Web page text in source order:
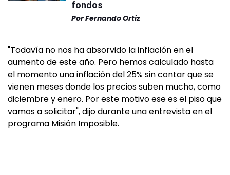
fondos
PorFernando Ortiz
"Todavía no nos ha absorvido la inflación en el
aumento de este año. Pero hemos calculado hasta
el momento una inflación del 25% sin contar que se
vienen meses donde los precios suben mucho, como
diciembre y enero. Por este motivo ese es el piso que
vamos a solicitar", dijo durante una entrevista en el
programa Misión Imposible.